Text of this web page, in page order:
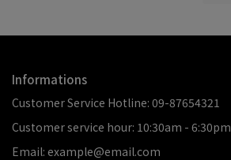
Informations
Customer Service Hotline: 09-87654321
Customer service hour: 10:30am - 6:30pm
Email: example@email.com